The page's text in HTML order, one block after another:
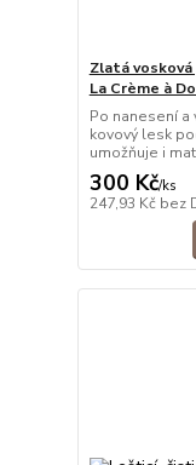
Zlatá
La Crème à
Po nanesení a
kovový lesk
umožňuje i
300 Kč/ks
247,93 Kč bez